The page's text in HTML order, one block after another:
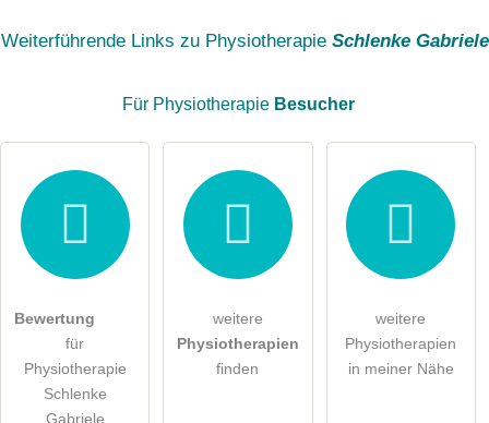
E-Mail-Adresse (wird nicht veröffentlicht)
Hiermit akzeptiere ich die .
öffentliche Frage stellen Abbrechen
Hinweis: Bitte beachten Sie, öffentliche Fragen sind
Besucher sichtbar
Weiterführende Links zu Physiotherapie Schlenke Gabriele
Für Physiotherapie Besucher
Bewertung
für
Physiotherapie
Schlenke
Gabriele
weitere
Physiotherapien
finden
weitere
Physiotherapien
in meiner Nähe